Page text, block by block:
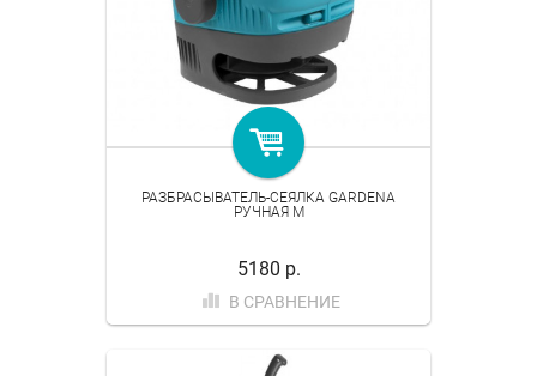
РАЗБРАСЫВАТЕЛЬ-СЕЯЛКА GARDENA
РУЧНАЯ M
5180 р.
В СРАВНЕНИЕ